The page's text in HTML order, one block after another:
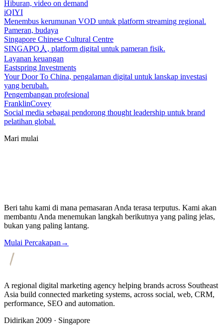
Hiburan, video on demand
iQIYI
Menembus kerumunan VOD untuk platform streaming regional.
Pameran, budaya
Singapore Chinese Cultural Centre
SINGAPO人, platform digital untuk pameran fisik.
Layanan keuangan
Eastspring Investments
Your Door To China, pengalaman digital untuk lanskap investasi
yang berubah.
Pengembangan profesional
FranklinCovey
Social media sebagai pendorong thought leadership untuk brand
pelatihan global.
Mari mulai
Beri tahu kami di mana pemasaran Anda terasa terputus. Kami akan
membantu Anda menemukan langkah berikutnya yang paling jelas,
bukan yang paling lantang.
Mulai Percakapan →
A regional digital marketing agency helping brands across Southeast
Asia build connected marketing systems, across social, web, CRM,
performance, SEO and automation.
Didirikan 2009 · Singapore